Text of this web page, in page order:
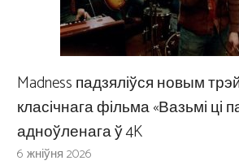
Madness падзяліўся новым
класічнага фільма «Вазьмі ці
адноўленага ў 4K
6 жніўня 2026